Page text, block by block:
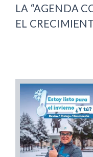
LA “AGENDA
EL